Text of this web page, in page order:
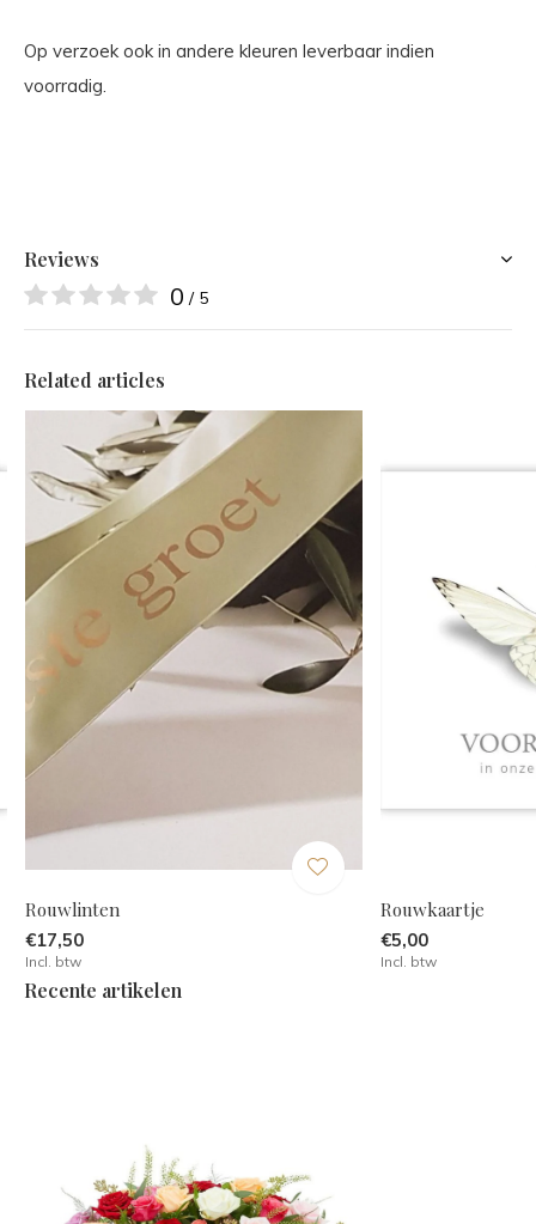
Op verzoek ook in andere kleuren leverbaar indien
voorradig.
Reviews
0 / 5
Related articles
Rouwlinten
€17,50
Incl. btw
Rouwkaartje
€5,00
Incl. btw
Recente artikelen